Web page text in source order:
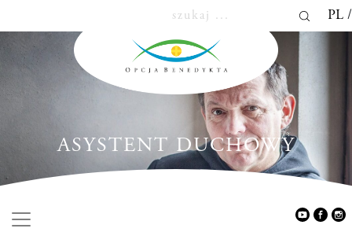
PL
ASYSTENT DUCHOWY